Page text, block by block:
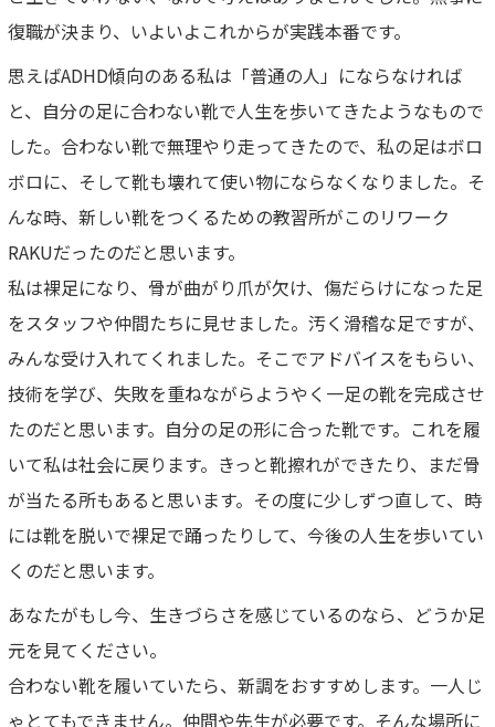
復職が決まり、いよいよこれからが実践本番です。
思えばADHD傾向のある私は「普通の人」にならなければ
と、自分の足に合わない靴で人生を歩いてきたようなもので
した。合わない靴で無理やり走ってきたので、私の足はボロ
ボロに、そして靴も壊れて使い物にならなくなりました。そ
んな時、新しい靴をつくるための教習所がこのリワーク
RAKUだったのだと思います。
私は裸足になり、骨が曲がり爪が欠け、傷だらけになった足
をスタッフや仲間たちに見せました。汚く滑稽な足ですが、
みんな受け入れてくれました。そこでアドバイスをもらい、
技術を学び、失敗を重ねながらようやく一足の靴を完成させ
たのだと思います。自分の足の形に合った靴です。これを履
いて私は社会に戻ります。きっと靴擦れができたり、まだ骨
が当たる所もあると思います。その度に少しずつ直して、時
には靴を脱いで裸足で踊ったりして、今後の人生を歩いてい
くのだと思います。
あなたがもし今、生きづらさを感じているのなら、どうか足
元を見てください。
合わない靴を履いていたら、新調をおすすめします。一人じ
ゃとてもできません。仲間や先生が必要です。そんな場所に